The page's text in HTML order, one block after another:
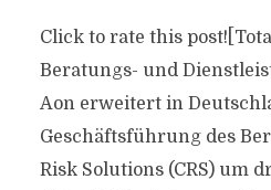
Click to rate this
Beratungs- und
Aon erweitert in
Geschäftsführung des
Risk Solutions (CRS) um